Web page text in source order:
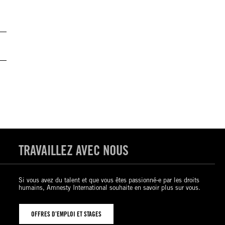
TRAVAILLEZ AVEC NOUS
Si vous avez du talent et que vous êtes passionné-e par les droits
humains, Amnesty International souhaite en savoir plus sur vous.
OFFRES D’EMPLOI ET STAGES